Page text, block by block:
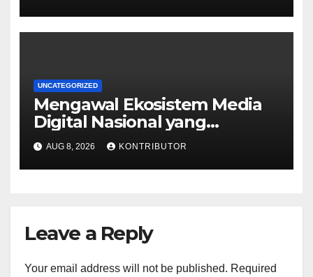
UNCATEGORIZED
Mengawal Ekosistem Media
Digital Nasional yang
Tangguh Hadapi Disrupsi AI
AUG 8, 2026 KONTRIBUTOR
Leave a Reply
Your email address will not be published. Required